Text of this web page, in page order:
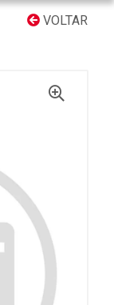
VOLTAR